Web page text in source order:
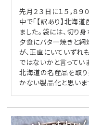
先月２３日に１５，８
中で「【訳あり】北海
ました。袋には、切り
夕食にバター焼きと
が、正直にいていずれ
ではないかと言ってい
北海道の名産品を取り
かない製品化と思いま